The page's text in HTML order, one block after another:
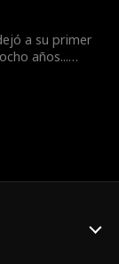
a su primer
años...